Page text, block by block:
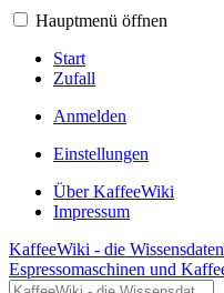
Hauptmenü öffnen
Start
Zufall
Anmelden
Einstellungen
Über KaffeeWiki
Impressum
KaffeeWiki - die
Espressomaschinen und